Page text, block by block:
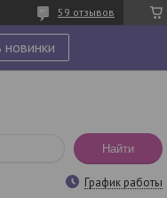
59 отзывов
новинки
Найти
График работы